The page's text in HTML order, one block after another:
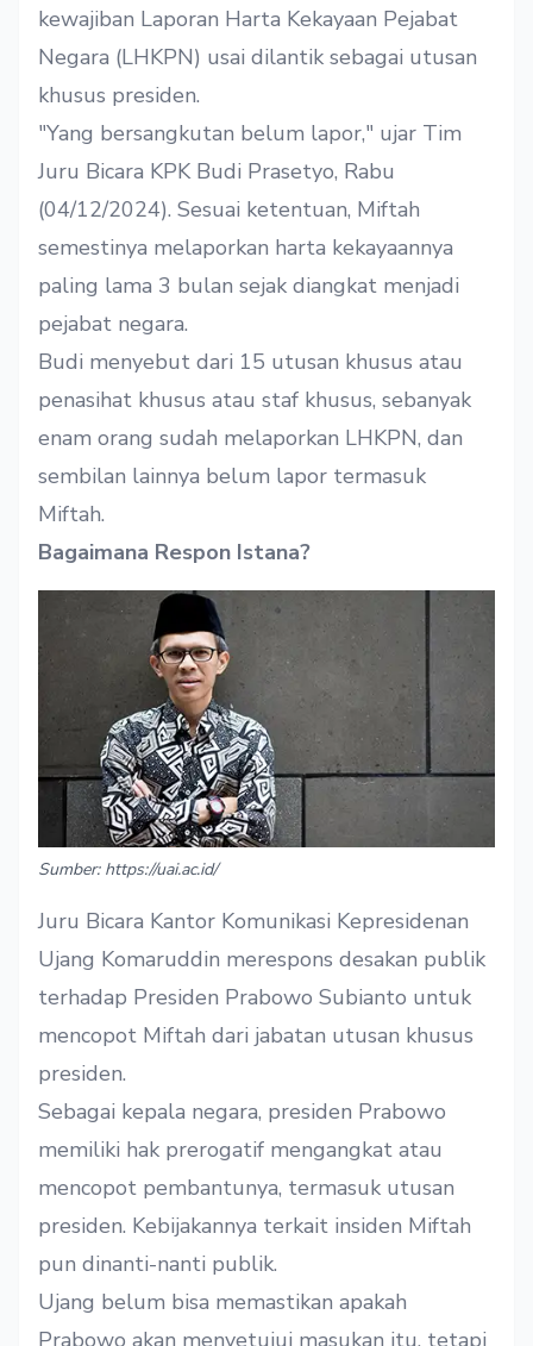
kewajiban Laporan Harta Kekayaan Pejabat
Negara (LHKPN) usai dilantik sebagai utusan
khusus presiden.
"Yang bersangkutan belum lapor," ujar Tim
Juru Bicara KPK Budi Prasetyo, Rabu
(04/12/2024). Sesuai ketentuan, Miftah
semestinya melaporkan harta kekayaannya
paling lama 3 bulan sejak diangkat menjadi
pejabat negara.
Budi menyebut dari 15 utusan khusus atau
penasihat khusus atau staf khusus, sebanyak
enam orang sudah melaporkan LHKPN, dan
sembilan lainnya belum lapor termasuk
Miftah.
Bagaimana Respon Istana?
Sumber: https://uai.ac.id/
Juru Bicara Kantor Komunikasi Kepresidenan
Ujang Komaruddin merespons desakan publik
terhadap Presiden Prabowo Subianto untuk
mencopot Miftah dari jabatan utusan khusus
presiden.
Sebagai kepala negara, presiden Prabowo
memiliki hak prerogatif mengangkat atau
mencopot pembantunya, termasuk utusan
presiden. Kebijakannya terkait insiden Miftah
pun dinanti-nanti publik.
Ujang belum bisa memastikan apakah
Prabowo akan menyetujui masukan itu, tetapi